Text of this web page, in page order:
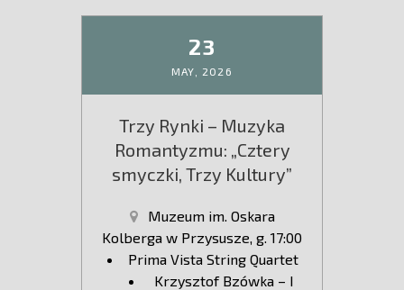
23
MAY, 2026
Trzy Rynki – Muzyka
Romantyzmu: „Cztery
smyczki, Trzy Kultury”
Muzeum im. Oskara
Kolberga w Przysusze, g. 17:00
Prima Vista String Quartet
Krzysztof Bzówka – I